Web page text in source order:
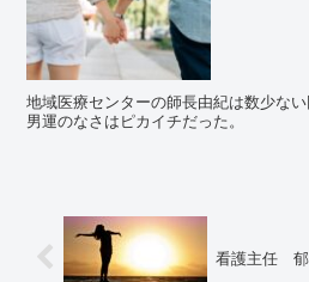
地域医療センターの師長由紀は数少な
男運のなさはピカイチだった。
看護主任